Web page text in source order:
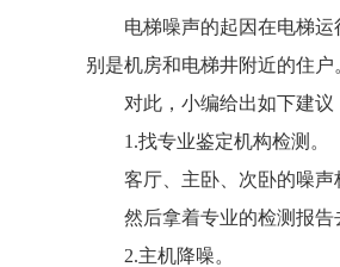
电梯噪声的起因在电梯
别是机房和电梯井附近的住户
对此，小编给出如下建议
1.找专业鉴定机构检测。
客厅、主卧、次卧的噪声
然后拿着专业的检测报
2.主机降噪。